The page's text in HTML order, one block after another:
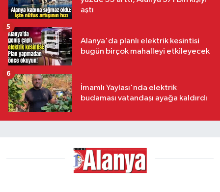
aştı
Alanya'da planlı elektrik kesintisi
bugün birçok mahalleyi etkileyecek
5
İmamlı Yaylası'nda elektrik
budaması vatandaşı ayağa kaldırdı
6